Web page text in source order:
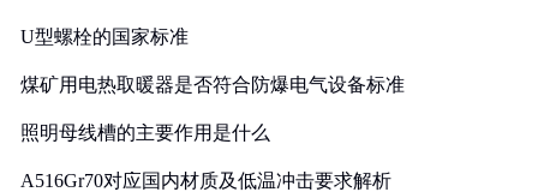
U型螺栓的国家标准
煤矿用电热取暖器是否符合防爆电气设备标准
照明母线槽的主要作用是什么
A516Gr70对应国内材质及低温冲击要求解析